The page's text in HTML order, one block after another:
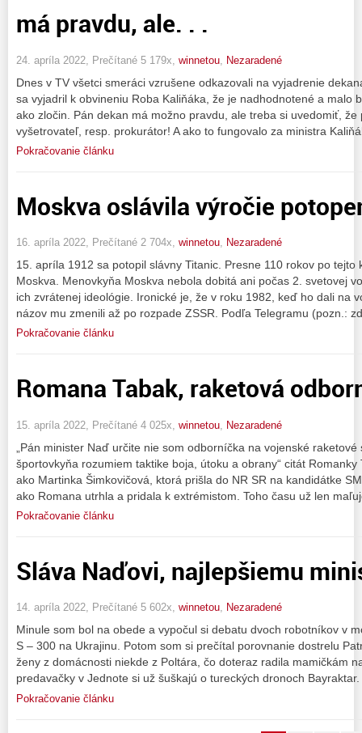
má pravdu, ale. . .
24. apríla 2022, Prečítané 5 179x, winnetou Nezaradené
Dnes v TV všetci smeráci vzrušene odkazovali na vyjadrenie
sa vyjadril k obvineniu Roba Kaliňáka, že je nadhodnotené a malo
ako zločin. Pán dekan má možno pravdu, ale treba si uvedomiť,
vyšetrovateľ, resp. prokurátor! A ako to fungovalo za ministra
Pokračovanie článku
Moskva oslávila výročie
16. apríla 2022, Prečítané 2 704x, winnetou, Nezaradené
15. apríla 1912 sa potopil slávny Titanic. Presne 110 rokov po
Moskva. Menovkyňa Moskva nebola dobitá ani počas 2. svetovej
ich zvrátenej ideológie. Ironické je, že v roku 1982, keď ho dali na
názov mu zmenili až po rozpade ZSSR. Podľa Telegramu (pozn.:
Pokračovanie článku
Romana Tabak, raketová
15. apríla 2022, Prečítané 4 025x, winnetou Nezaradené
„Pán minister Naď určite nie som odborníčka na vojenské
športovkyňa rozumiem taktike boja, útoku a obrany“ citát Romanky
ako Martinka Šimkovičová, ktorá prišla do NR SR na kandidátke
ako Romana utrhla a pridala k extrémistom. Toho času už len
Pokračovanie článku
Sláva Naďovi, najlepšiemu
14. apríla 2022, Prečítané 5 602x, winnetou, Nezaradené
Minule som bol na obede a vypočul si debatu dvoch robotníkov v
S – 300 na Ukrajinu. Potom som si prečítal porovnanie dostrelu
ženy z domácnosti niekde z Poltára, čo doteraz radila mamičkám
predavačky v Jednote si už šuškajú o tureckých dronoch
Pokračovanie článku